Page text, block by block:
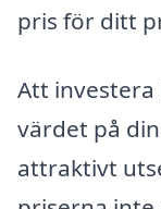
pris för ditt
Att investera
värdet på
attraktivt